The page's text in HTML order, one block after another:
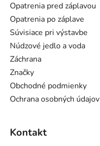
Opatrenia pred záplavou
Opatrenia po záplave
Súvisiace pri výstavbe
Núdzové jedlo a voda
Záchrana
Značky
Obchodné podmienky
Ochrana osobných údajov
Kontakt